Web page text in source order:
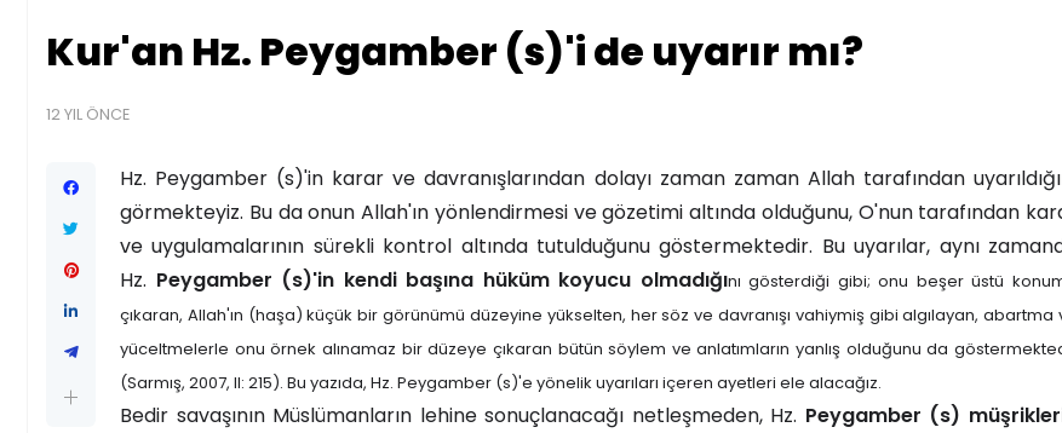
Kur'an Hz. Peygamber (s)'i de uyarır mı?
12 YIL ÖNCE
Hz. Peygamber (s)'in karar ve davranışlarından dolayı zaman zaman Allah tarafından
görmekteyiz. Bu da onun Allah'ın yönlendirmesi ve gözetimi altında olduğunu, O'nun tarafından
ve uygulamalarının sürekli kontrol altında tutulduğunu göstermektedir. Bu uyarılar, aynı
Hz. Peygamber (s)'in kendi başına hüküm koyucu olmadığını gösterdiği gibi; onu beşer üstü
çıkaran, Allah'ın (haşa) küçük bir görünümü düzeyine yükselten, her söz ve davranışı vahiymiş gibi algılayan, abartma
yüceltmelerle onu örnek alınamaz bir düzeye çıkaran bütün söylem ve anlatımların yanlış olduğunu da
(Sarmış, 2007, II: 215). Bu yazıda, Hz. Peygamber (s)'e yönelik uyarıları içeren ayetleri ele alacağız.
Bedir savaşının Müslümanların lehine sonuçlanacağı netleşmeden, Hz. Peygamber (s)